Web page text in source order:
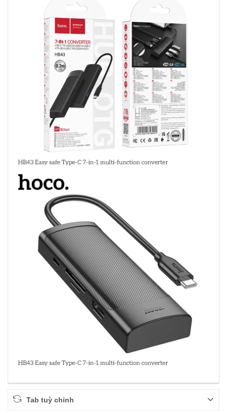
Tab tuỳ chỉnh